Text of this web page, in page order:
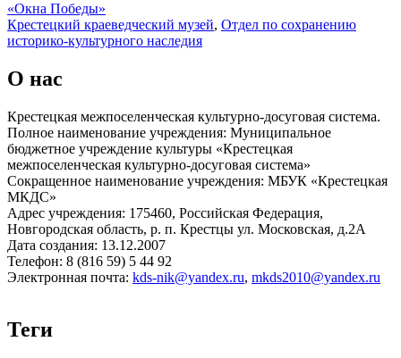
«Окна Победы»
Крестецкий краеведческий музей, Отдел по сохранению
историко-культурного наследия
О нас
Крестецкая межпоселенческая культурно-досуговая система.
Полное наименование учреждения: Муниципальное
бюджетное учреждение культуры «Крестецкая
межпоселенческая культурно-досуговая система»
Сокращенное наименование учреждения: МБУК «Крестецкая
МКДС»
Адрес учреждения: 175460, Российская Федерация,
Новгородская область, р. п. Крестцы ул. Московская, д.2А
Дата создания: 13.12.2007
Телефон: 8 (816 59) 5 44 92
Электронная почта: kds-nik@yandex.ru, mkds2010@yandex.ru
Теги